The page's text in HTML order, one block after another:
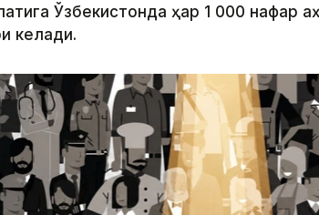
Ўзбекистонда ҳар 1 000 нафар
келади.